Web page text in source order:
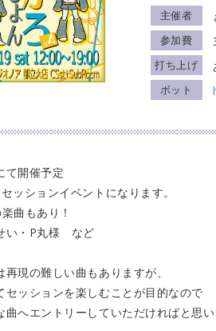
主催者
参加費
打ち上げ
ボット
て開催予定
ッションイベントになります。
曲もあり！
い・P丸様 など
現の難しい曲もありますが、
セッションを楽しむことが目的なので
曲へエントリーしていただければと思い